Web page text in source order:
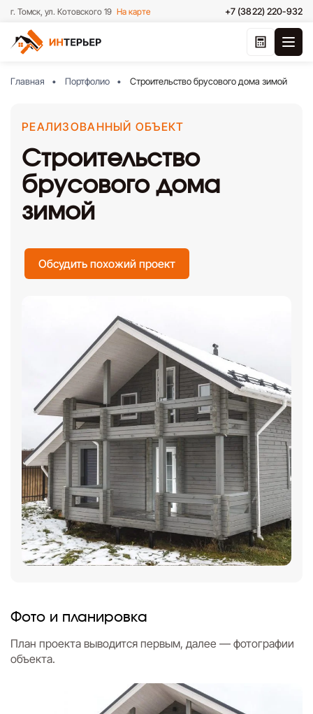
г. Томск, ул. Котовского 19 На карте +7 (3822) 220-932
Главная Портфолио Строительство брусового дома зимой
РЕАЛИЗОВАННЫЙ ОБЪЕКТ
Строительство
брусового дома
зимой
Обсудить похожий проект
Фото и планировка
План проекта выводится первым, далее — фотографии
объекта.